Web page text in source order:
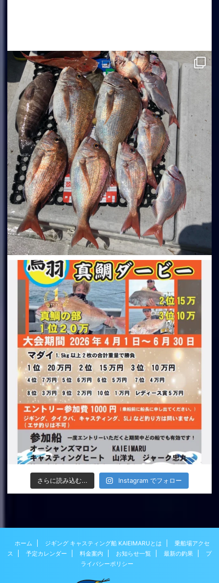
さらに読み込む... Instagram でフォロー
ホーム ジギング キャスティング船 KAIEIMARUとは
乗船場アクセ
ス
予定カレンダー 料金案内 お知らせ一覧 最新の釣果
プ
ライバシーポリシー